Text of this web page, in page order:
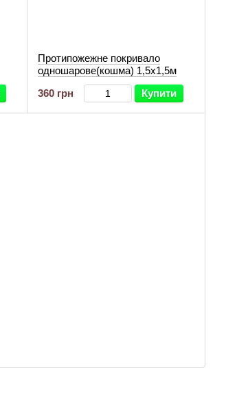
Протипожежне покривало
одношарове(кошма) 1,5х1,5м
360 грн
Купити